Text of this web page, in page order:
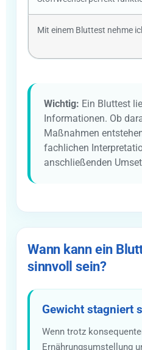
Mit einem Bluttest nehme
Wichtig: Ein Bluttest
Informationen. Ob
Maßnahmen
fachlichen
anschließenden
Wann kann ein
sinnvoll sein?
Gewicht stagniert
Wenn trotz
Ernährungsumstellung